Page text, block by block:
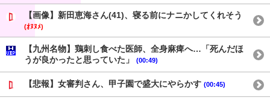
【画像】新田恵海さん(41)、寝る前にナニかしてくれそう
(ｵﾇﾇﾒ)
【九州名物】鶏刺し食べた医師、全身麻痺へ…「死んだほ
うが良かったと思っていた」
(00:49)
【悲報】女審判さん、甲子園で盛大にやらかす (00:45)